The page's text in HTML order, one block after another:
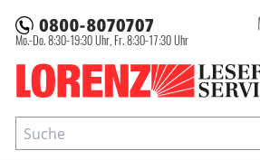
Lorenz
Mo.-Do. 8:30-19:30 Uhr, Fr. 8:30-17:30 Uhr
Suche
Zeitschriftensuche